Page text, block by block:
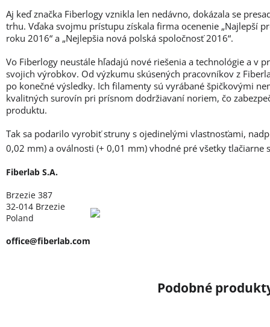
Aj keď značka Fiberlogy vznikla len nedávno, dokázala se
trhu. Vďaka svojmu prístupu získala firma ocenenie „Najlepší
roku 2016“ a „Nejlepšia nová polská spoločnosť 2016“.
Vo Fiberlogy neustále hľadajú nové riešenia a technológie a v
svojich výrobkov. Od výzkumu skúsených pracovníkov z
po konečné výsledky. Ich filamenty sú vyrábané špičkovými
kvalitných surovín pri prísnom dodržiavaní noriem, čo
produktu.
Tak sa podarilo vyrobiť struny s ojedinelými vlastnosťami,
0,02 mm) a oválnosti (+ 0,01 mm) vhodné pré všetky tlačiarne
Fiberlab S.A.
Brzezie 387
32-014 Brzezie
Poland
office@fiberlab.com